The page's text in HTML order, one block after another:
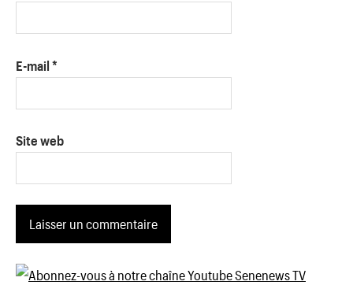
E-mail *
Site web